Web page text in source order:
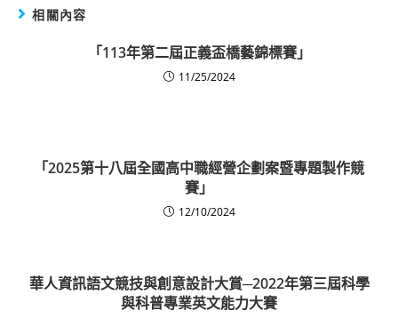
相關內容
「113年第二屆正義盃橋藝錦標賽」
11/25/2024
「2025第十八屆全國高中職經營企劃案暨專題製作競
賽」
12/10/2024
華人資訊語文競技與創意設計大賞─2022年第三屆科學
與科普專業英文能力大賽